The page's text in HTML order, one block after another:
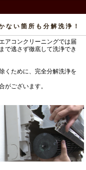
ない箇所も分解洗浄！
アコンクリーニングでは届
で逃さず徹底して洗浄でき
くために、完全分解洗浄を
ございます。